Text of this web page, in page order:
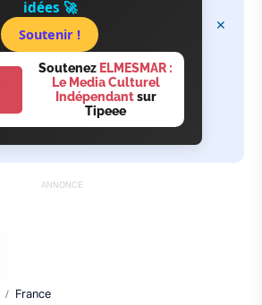
idées 🚀
Soutenir !
Soutenez ELMESMAR :
Le Media Culturel
Indépendantsur
Tipeee
ANNONCE
France